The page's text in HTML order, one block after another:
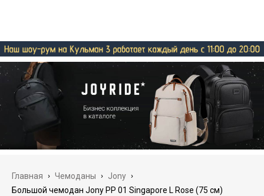
Главная › Чемоданы › Jony ›
Большой чемодан Jony PP 01 Singapore L Rose (75 см)